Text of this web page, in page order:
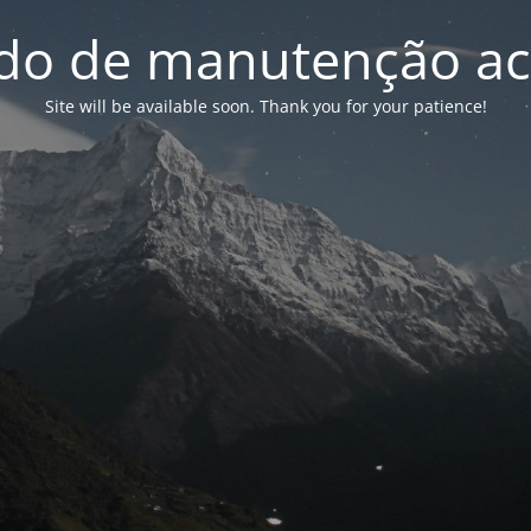
de manutenção
Site will be available soon. Thank you for your patience!